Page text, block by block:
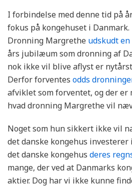
I forbindelse med denne tid på
fokus på kongehuset i
Dronning Margrethe udskudt
års jubilæum som dronning af
nok ikke vil blive aflyst er
Derfor forventes odds
afviklet som forventet, og der er
hvad dronning Margrethe vil
Noget som hun sikkert ikke vil
det danske kongehus
det danske kongehus deres
mange, der ved at Danmarks
aktier. Dog har vi ikke kunne